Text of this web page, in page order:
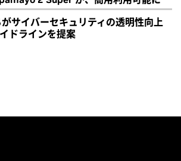
サイバーセキュリティの透明性向上
ドラインを提案